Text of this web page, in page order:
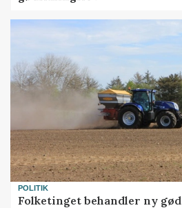
POLITIK
Folketinget behandler ny